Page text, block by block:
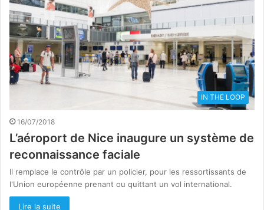
IN THE LOOP
16/07/2018
L’aéroport de Nice inaugure un système de
reconnaissance faciale
Il remplace le contrôle par un policier, pour les ressortissants de
l'Union européenne prenant ou quittant un vol international.
Lire la suite